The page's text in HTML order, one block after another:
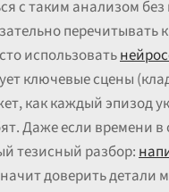
с таким анализом без
перечитывать
использовать
ключевые сцены
как каждый эпизод
Даже если времени в
тезисный разбор:
доверить детали